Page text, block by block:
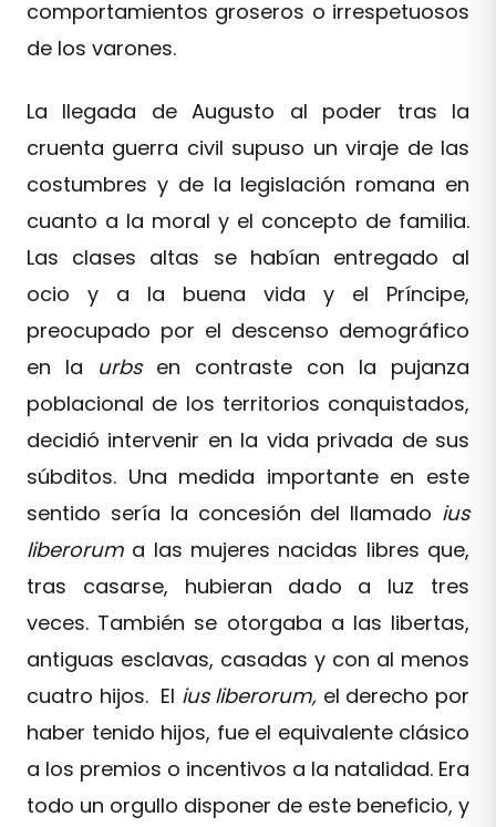
comportamientos groseros o irrespetuosos
de los varones.
La llegada de Augusto al poder tras la
cruenta guerra civil supuso un viraje de las
costumbres y de la legislación romana en
cuanto a la moral y el concepto de familia.
Las clases altas se habían entregado al
ocio y a la buena vida y el Príncipe,
preocupado por el descenso demográfico
en la urbsen contraste con la pujanza
poblacional de los territorios conquistados,
decidió intervenir en la vida privada de sus
súbditos. Una medida importante en este
sentido sería la concesión del llamado ius
liberorum a las mujeres nacidas libres que,
tras casarse, hubieran dado a luz tres
veces. También se otorgaba a las libertas,
antiguas esclavas, casadas y con al menos
cuatro hijos. El ius liberorum, el derecho por
haber tenido hijos, fue el equivalente clásico
a los premios o incentivos a la natalidad. Era
todo un orgullo disponer de este beneficio, y